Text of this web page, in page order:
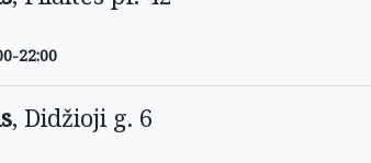
22:00
, Didžioji g. 6